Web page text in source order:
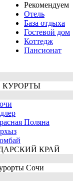
Рекомендуем
Отель
База отдыха
Гостевой дом
Коттедж
Пансионат
КУРОРТЫ
Поляна
КРАЙ
Сочи